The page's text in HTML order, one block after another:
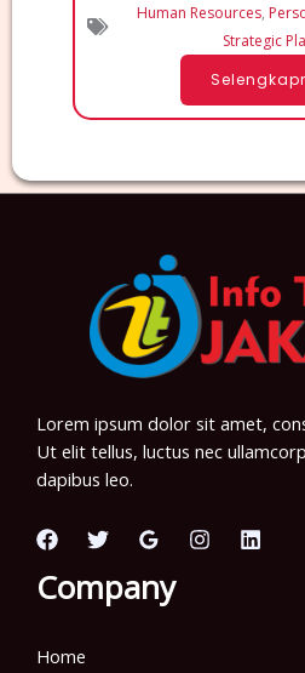
Human Resources,
Strategic
Lorem ipsum dolor sit amet,
Ut elit tellus, luctus nec
dapibus leo.
Company
Home